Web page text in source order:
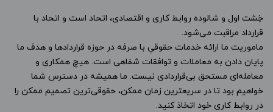
خِشت اول و شالوده روابط کاری و اقتصادی، اتحاد است و اتحاد با
قرارداد مراقبت می‌شود.
ماموریت ما ارائه خدمات حقوقیِ با صرفه در حوزه قراردادها و هدف ما
پایان دادن به معاملات و توافقات شفاهی است. هیچ همکاری و
معامله‌ای مستحق بی‌قراردادی نیست. ما همیشه در دسترس شما
خواهیم بود تا در سریعترین زمان ممکن، حقوقی‌ترین تصمیم ممکن را
در روابط کاری خود اتخاذ کنید.